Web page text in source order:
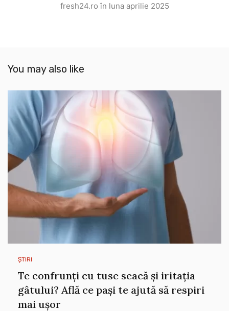
fresh24.ro în luna aprilie 2025
You may also like
ȘTIRI
Te confrunți cu tuse seacă și iritația
gâtului? Află ce pași te ajută să respiri
mai ușor